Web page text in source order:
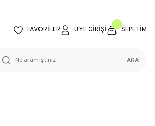
FAVORİLER ÜYE GİRİŞİ SEPETİM
ARA